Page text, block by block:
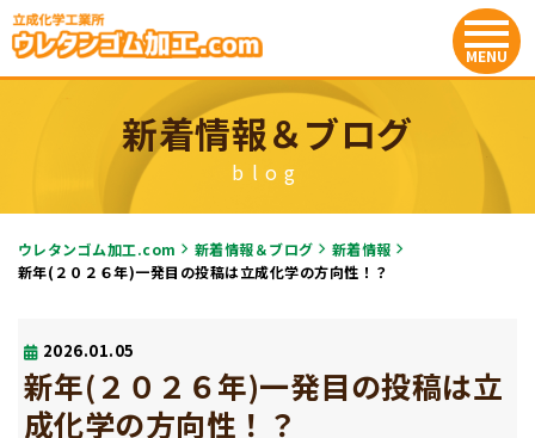
新着情報＆ブログ
blog
ウレタンゴム加工.com 新着情報＆ブログ
新着情報
新年(２０２６年)一発目の投稿は立成化学の方向性！？
2026.01.05
新年(２０２６年)一発目の投稿は立
成化学の方向性！？